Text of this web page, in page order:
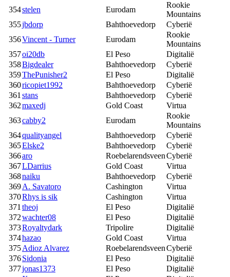
354stelen Eurodam
Rookie
Mountains
355jbdorp Bahthoevedorp
Cyberië
356Vincent - Turner Eurodam
Rookie
Mountains
357oi20db El Peso
Digitalië
358Bigdealer Bahthoevedorp
Cyberië
359ThePunisher2 El Peso
Digitalië
360ricopiet1992 Bahthoevedorp
Cyberië
361stans Bahthoevedorp
Cyberië
362maxedj Gold Coast
Virtua
363cabby2 Eurodam
Rookie
Mountains
364qualityangel Bahthoevedorp
Cyberië
365Elske2 Bahthoevedorp
Cyberië
366aro RoebelarendsveenCyberië
367LDarrius Gold Coast
Virtua
368naiku Bahthoevedorp
Cyberië
369A. Savatoro Cashington
Virtua
370Rhys is sik Cashington
Virtua
371theoj El Peso
Digitalië
372wachter08 El Peso
Digitalië
373Royaltydark Tripolire
Digitalië
374hazao Gold Coast
Virtua
375Adioz Alvarez RoebelarendsveenCyberië
376Sidonia El Peso
Digitalië
377jonas1373 El Peso
Digitalië